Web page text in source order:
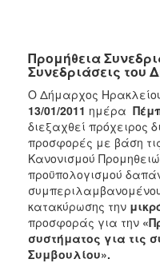
2022
2021
2020
2019
2018
2017
2016
2015
Προμήθεια
Συνεδριάσεις του
Ο Δήμαρχος Ηρακλείου
13/01/2011 ημέρα
διεξαχθεί πρόχειρος
προσφορές με βάση
Κανονισμού
προϋπολογισμού
κατακύρωσης την
προσφοράς για την
συστήματος για τις
Συμβουλίου».